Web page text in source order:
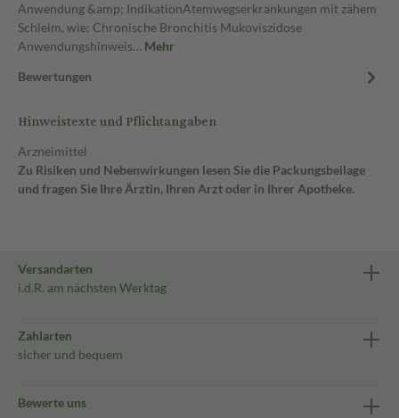
Anwendung &amp; IndikationAtemwegserkrankungen mit zähem
Schleim, wie: Chronische Bronchitis Mukoviszidose
Anwendungshinweis… Mehr
Bewertungen
Hinweistexte und Pflichtangaben
Arzneimittel
Zu Risiken und Nebenwirkungen lesen Sie die Packungsbeilage
und fragen Sie Ihre Ärztin, Ihren Arzt oder in Ihrer Apotheke.
Versandarten
i.d.R. am nächsten Werktag
Zahlarten
sicher und bequem
Bewerte uns